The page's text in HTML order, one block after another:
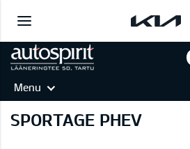
Menu
SPORTAGE PHEV